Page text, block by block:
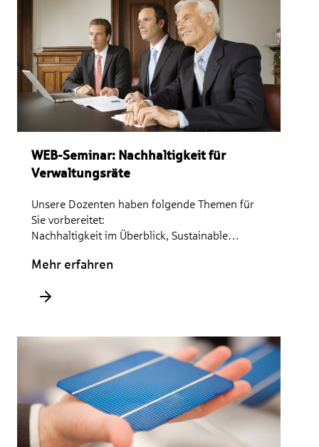
Verzeichnis der Verarbeitungstätigkeiten (VVT),
Datenschutzfolgenabschätzungen (DSFA)
WEB-Seminar: Nachhaltigkeit für
Verwaltungsräte
Unsere Dozenten haben folgende Themen für
Sie vorbereitet:
Nachhaltigkeit im Überblick, Sustainable
Mehr erfahren